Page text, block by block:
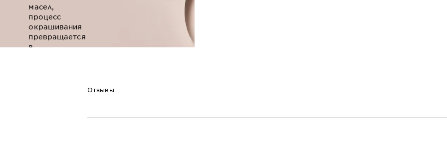
масел,
процесс
окрашивания
превращается
в
Отзывы